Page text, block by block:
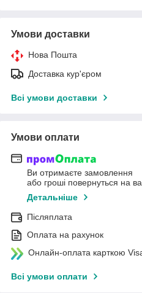
Умови доставки
Нова Пошта
Доставка кур'єром
Всі умови доставки
Умови оплати
Ви отримаєте замовлення
або гроші повернуться на
Детальніше
Післяплата
Оплата на рахунок
Онлайн-оплата карткою
Всі умови оплати